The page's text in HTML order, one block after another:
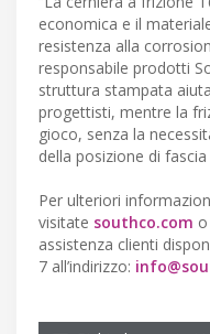
economica e il
resistenza alla
responsabile prodotti
struttura stampata
progettisti, mentre la
gioco, senza la
della posizione di fascia
Per ulteriori
visitate southco.com
assistenza clienti
7 all’indirizzo: